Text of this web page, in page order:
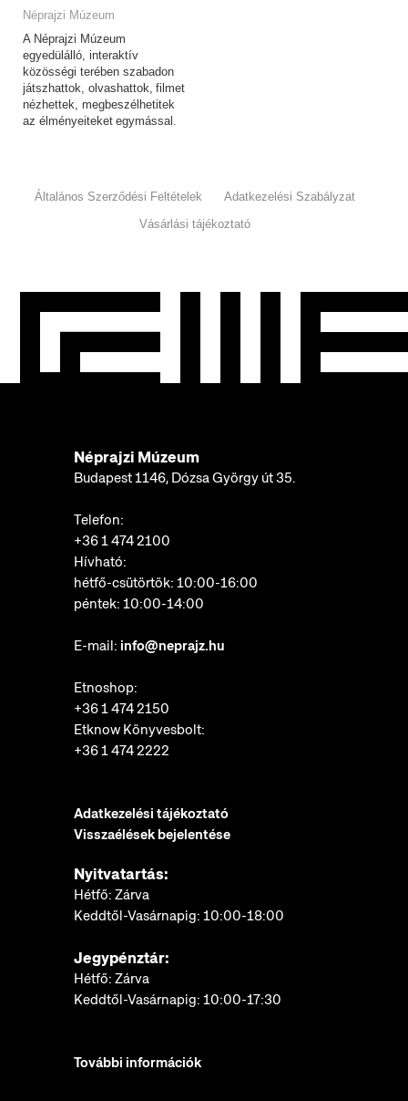
Néprajzi Múzeum
A Néprajzi Múzeum
egyedülálló, interaktív
közösségi terében szabadon
játszhattok, olvashattok, filmet
nézhettek, megbeszélhetitek
az élményeiteket egymással.
Általános Szerződési Feltételek
Adatkezelési Szabályzat
Vásárlási tájékoztató
Néprajzi Múzeum
Budapest 1146, Dózsa György út 35.
Telefon:
+36 1 474 2100
Hívható:
hétfő-csütörtök: 10:00-16:00
péntek: 10:00-14:00
E-mail: info@neprajz.hu
Etnoshop:
+36 1 474 2150
Etknow Könyvesbolt:
+36 1 474 2222
Adatkezelési tájékoztató
Visszaélések bejelentése
Nyitvatartás:
Hétfő: Zárva
Keddtől-Vasárnapig: 10:00-18:00
Jegypénztár:
Hétfő: Zárva
Keddtől-Vasárnapig: 10:00-17:30
További információk